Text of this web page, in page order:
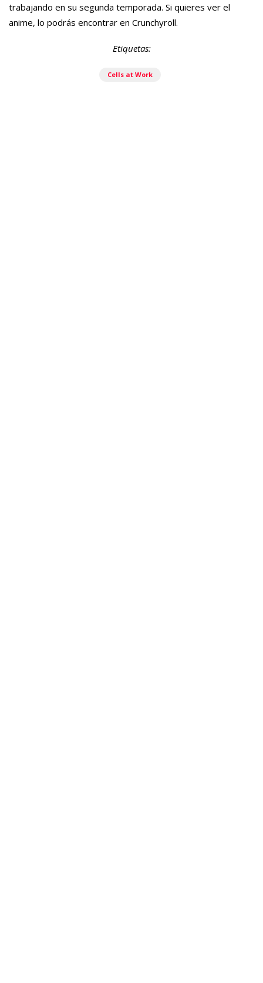
trabajando en su segunda temporada. Si quieres ver el
anime, lo podrás encontrar en Crunchyroll.
Etiquetas:
Cells at Work